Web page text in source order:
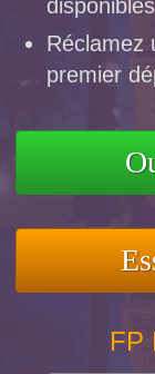
Réclamez
premier
FP